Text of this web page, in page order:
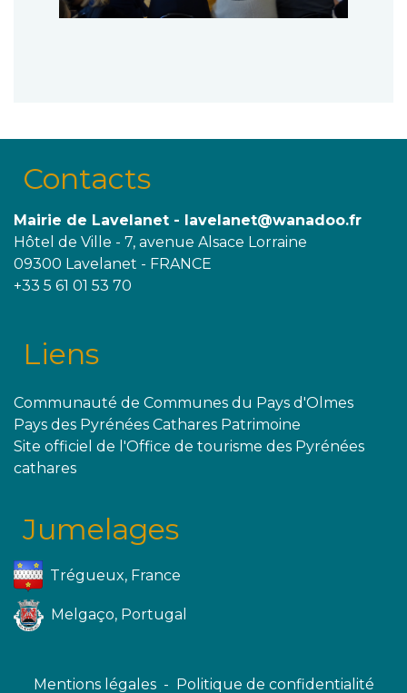
Contacts
Mairie de Lavelanet - lavelanet@wanadoo.fr
Hôtel de Ville - 7, avenue Alsace Lorraine
09300 Lavelanet - FRANCE
+33 5 61 01 53 70
Liens
Communauté de Communes du Pays d'Olmes
Pays des Pyrénées Cathares Patrimoine
Site officiel de l'Office de tourisme des Pyrénées
cathares
Jumelages
Trégueux, France
Melgaço, Portugal
Mentions légales - Politique de confidentialité